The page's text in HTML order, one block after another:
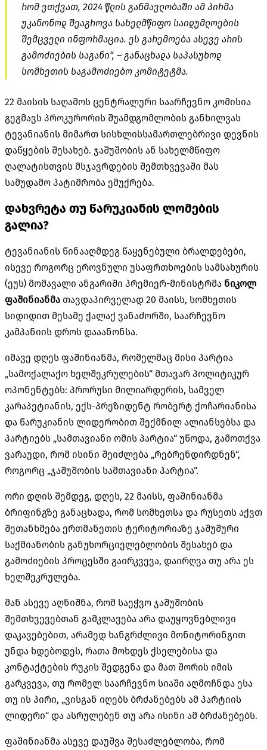
რომ ვთქვათ, 2024 წლის განმავლობაში ამ პირმა
უკანონოდ შეაგროვა სახელმწიფო საიდუმლოების
შემცველი ინფორმაცია. ეს გარემოება ასევე არის
გამოძიების საგანი“, – განაცხადა საპასუხოდ
სომხეთის საგამოძიებო კომიტეტმა.
22 მაისის საღამოს ცენტრალური საარჩევნო კომისია
გეგმავს პროკურორის შუამდგომლობის განხილვას
ტევანიანის მიმართ სისხლისსამართლებრივი დევნის
დაწყების შესახებ. ჯაშუშობის ან სახელმწიფო
ღალატისთვის მსჯავრდების შემთხვევაში მას
სამუდამო პატიმრობა ემუქრება.
დახვრეტა თუ წარუკიანის ლომების
გალია?
ტევანიანის წინააღმდეგ წაყენებული ბრალდებები,
ისევე როგორც ეროვნული უსაფრთხოების სამსახურის
(ეუს) მომავალი ანგარიში პრემიერ-მინისტრმა ნიკოლ
ფაშინიანმა თავდაპირველად 20 მაისს, სომხეთის
სიდიდით მესამე ქალაქ ვანაძორში, საარჩევნო
კამპანიის დროს დააანონსა.
იმავე დღეს ფაშინიანმა, რომელმაც მისი პარტია
„სამოქალაქო ხელშეკრულების“ მთავარ პოლიტიკურ
ოპონენტებს: პრორუსი მილიარდერის, სამველ
კარაპეტიანის, ექს-პრეზიდენტ რობერტ ქოჩარიანისა
და წარუკიანის ლიდერობით შექმნილ ალიანსებსა და
პარტიებს „სამთავიანი ომის პარტია“ უწოდა, გამოთქვა
ვარაუდი, რომ ისინი შეიძლება „რებრენდირდნენ“,
როგორც „ჯაშუშობის სამთავიანი პარტია“.
ორი დღის შემდეგ, დღეს, 22 მაისს, ფაშინიანმა
ბრიფინგზე განაცხადა, რომ სომხეთსა და რუსეთს აქვთ
შეთანხმება ერთმანეთის ტერიტორიაზე ჯაშუშური
საქმიანობის განუხორციელებლობის შესახებ და
გამოძიების პროცესში გაირკვევა, დაირღვა თუ არა ეს
ხელშეკრულება.
მან ასევე აღნიშნა, რომ საეჭვო ჯაშუშობის
შემთხვევებთან გამკლავება არა დაუყოვნებლივი
დაკავებებით, არამედ ხანგრძლივი მონიტორინგით
უნდა ხდებოდეს, რათა მოხდეს ქსელებისა და
კონტაქტების რუკის შედგენა და მათ შორის იმის
გარკვევა, თუ რომელ საარჩევნო სიაში აღმოჩნდა ესა
თუ ის პირი, „ვისგან იღებს ბრძანებებს ამ პარტიის
ლიდერი“ და ასრულებენ თუ არა ისინი ამ ბრძანებებს.
ფაშინიანმა ასევე დაუშვა შესაძლებლობა, რომ